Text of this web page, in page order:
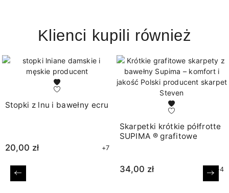
Klienci kupili również
Stopki z lnu i bawełny ecru
20,00 zł +7
Skarpetki krótkie półfrotte
SUPIMA ® grafitowe
34,00 zł +4